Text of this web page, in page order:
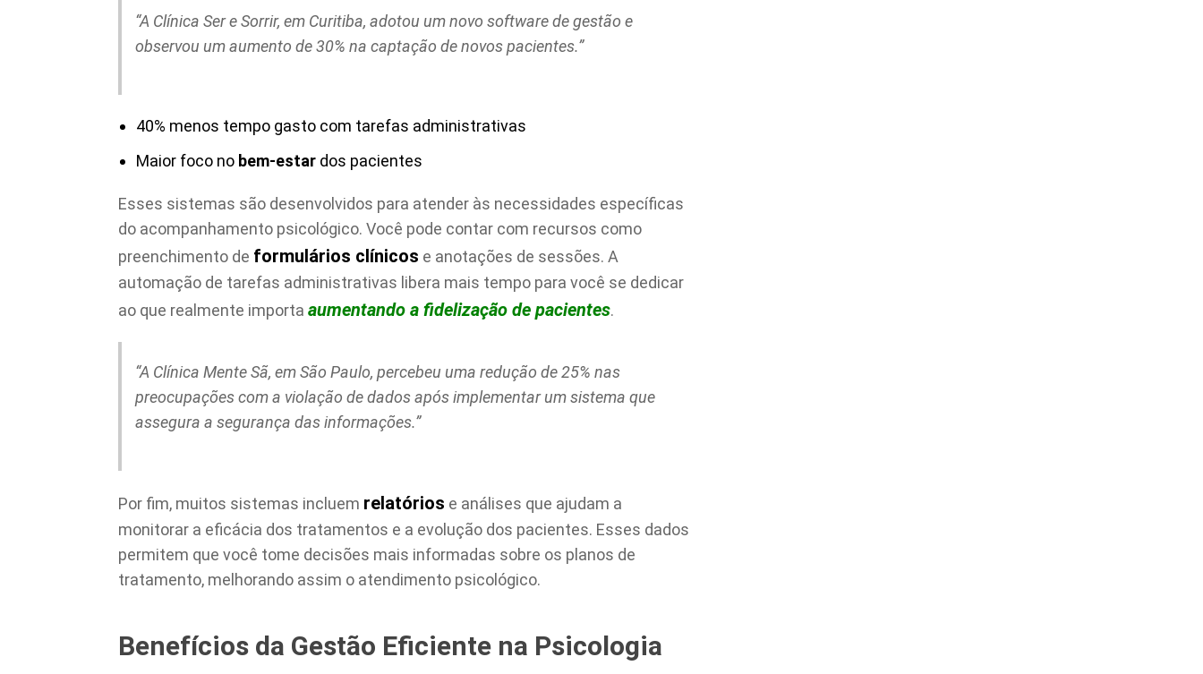
“A Clínica Ser e Sorrir, em Curitiba, adotou um novo software de gestão e
observou um aumento de 30% na captação de novos pacientes.”
40% menos tempo gasto com tarefas administrativas
Maior foco no bem-estar dos pacientes
Esses sistemas são desenvolvidos para atender às necessidades específicas
do acompanhamento psicológico. Você pode contar com recursos como
preenchimento de formulários clínicos e anotações de sessões. A
automação de tarefas administrativas libera mais tempo para você se dedicar
ao que realmente importa aumentando a fidelização de pacientes.
“A Clínica Mente Sã, em São Paulo, percebeu uma redução de 25% nas
preocupações com a violação de dados após implementar um sistema que
assegura a segurança das informações.”
Por fim, muitos sistemas incluem relatórios e análises que ajudam a
monitorar a eficácia dos tratamentos e a evolução dos pacientes. Esses dados
permitem que você tome decisões mais informadas sobre os planos de
tratamento, melhorando assim o atendimento psicológico.
Benefícios da Gestão Eficiente na Psicologia